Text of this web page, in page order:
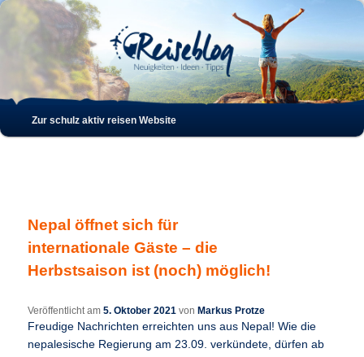
Hauptmenü
Zum
Zum
wechseln
Zur schulz aktiv reisen Website
Nepal öffnet sich für
internationale Gäste – die
Herbstsaison ist (noch) möglich!
Veröffentlicht am5. Oktober 2021 vonMarkus Protze
Freudige Nachrichten erreichten uns aus Nepal! Wie die
nepalesische Regierung am 23.09. verkündete, dürfen ab